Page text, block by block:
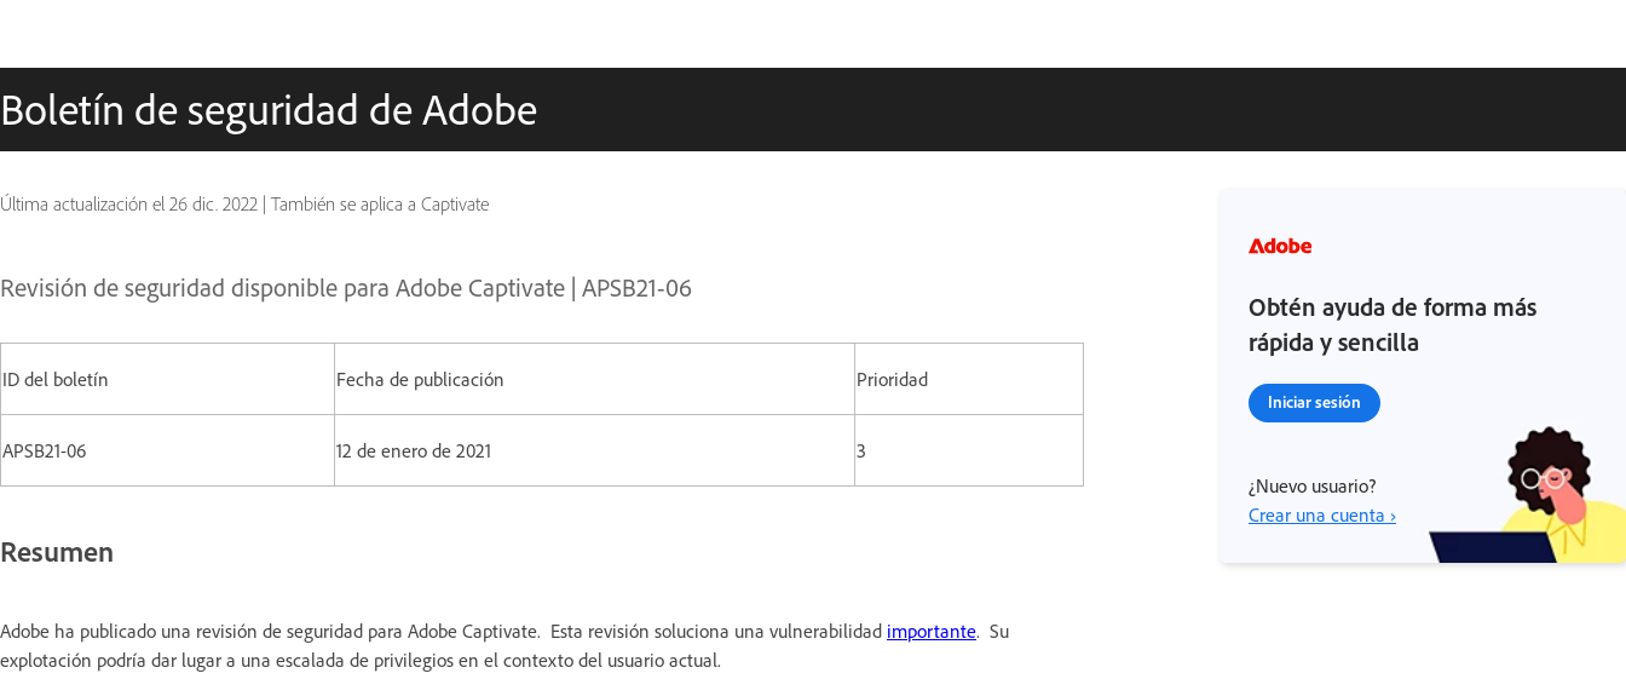
Boletín de seguridad de Adobe
Última actualización el 26 dic. 2022 | También se aplica a Captivate
Revisión de seguridad disponible para Adobe Captivate | APSB21-06
ID del boletín Fecha de publicación Prioridad
APSB21-06 12 de enero de 2021 3
Resumen
Adobe ha publicado una revisión de seguridad para Adobe Captivate. Esta revisión soluciona una vulnerabilidad importante. Su
explotación podría dar lugar a una escalada de privilegios en el contexto del usuario actual.
Obtén ayuda de forma más
rápida y sencilla
Iniciar sesión
¿Nuevo usuario?
Crear una cuenta ›